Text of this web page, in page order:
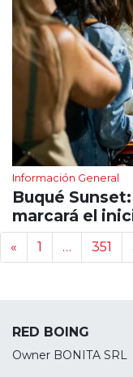
Información General
Buqué
marcará el
« 1 … 351
RED BOING
Owner BONITA SRL